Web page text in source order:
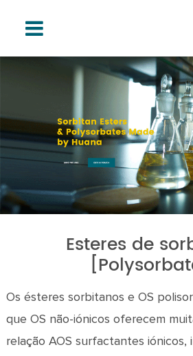
Esteres de
Os ésteres sorbitanos e OS
que OS não-iónicos oferecem
relação AOS surfactantes iónicos,